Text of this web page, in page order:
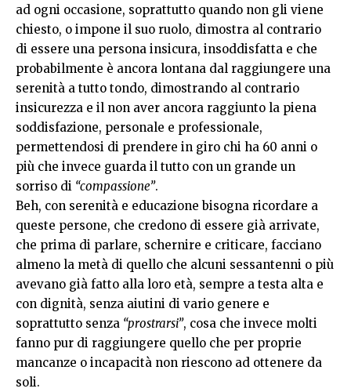
ad ogni occasione, soprattutto quando non gli viene
chiesto, o impone il suo ruolo, dimostra al contrario
di essere una persona insicura, insoddisfatta e che
probabilmente è ancora lontana dal raggiungere una
serenità a tutto tondo, dimostrando al contrario
insicurezza e il non aver ancora raggiunto la piena
soddisfazione, personale e professionale,
permettendosi di prendere in giro chi ha 60 anni o
più che invece guarda il tutto con un grande un
sorriso di “compassione”.
Beh, con serenità e educazione bisogna ricordare a
queste persone, che credono di essere già arrivate,
che prima di parlare, schernire e criticare, facciano
almeno la metà di quello che alcuni sessantenni o più
avevano già fatto alla loro età, sempre a testa alta e
con dignità, senza aiutini di vario genere e
soprattutto senza “prostrarsi”, cosa che invece molti
fanno pur di raggiungere quello che per proprie
mancanze o incapacità non riescono ad ottenere da
soli.